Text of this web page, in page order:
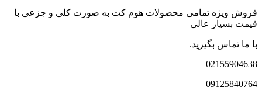
فروش ویژه تمامی محصولات هوم کت به صورت کلی و جزعی با
قیمت بسیار عالی
با ما تماس بگیرید.
02155904638
09125840764